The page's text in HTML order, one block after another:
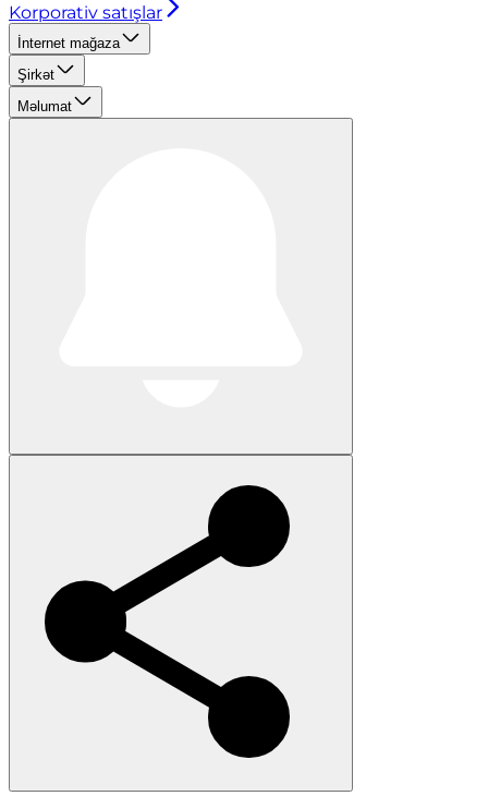
Korporativ satışlar
İnternet mağaza
Şirkət
Məlumat